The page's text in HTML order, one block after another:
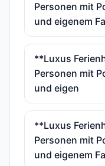
Personen mit
und eigenem
**Luxus
Personen mit
und eigen
**Luxus
Personen mit
und eigenem